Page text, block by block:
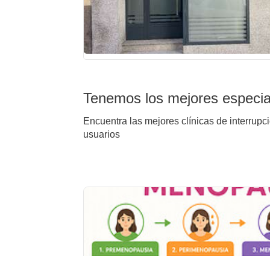
Tenemos los mejores
Encuentra las mejores clínicas de
usuarios